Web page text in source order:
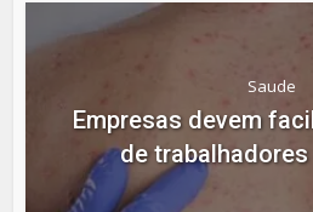
Saude
Empresas devem
de